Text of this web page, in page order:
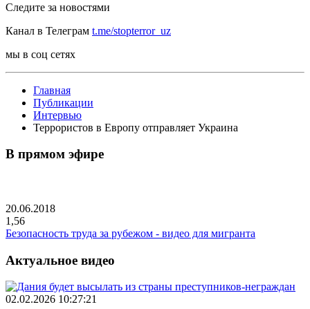
Следите за новостями
Канал в Телеграм t.me/stopterror_uz
мы в соц сетях
Главная
Публикации
Интервью
Террористов в Европу отправляет Украина
В прямом эфире
20.06.2018
1,56
Безопасность труда за рубежом - видео для мигранта
Актуальное видео
02.02.2026 10:27:21